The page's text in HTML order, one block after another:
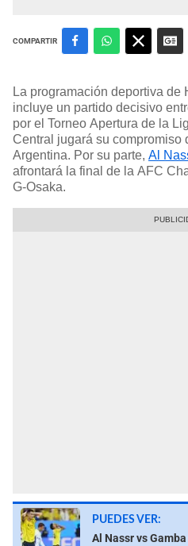
COMPARTIR
La programación deportiva de
incluye un partido decisivo
por el Torneo Apertura de la
Central jugará su compromiso
Argentina. Por su parte, Al
afrontará la final de la AFC
G-Osaka.
PUEDES VER:
Al Nassr vs